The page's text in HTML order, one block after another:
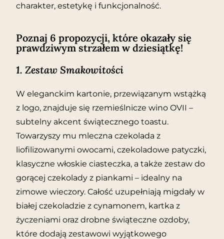
charakter, estetykę i funkcjonalność.
Poznaj 6 propozycji, które okazały się
prawdziwym strzałem w dziesiątkę!
1. Zestaw Smakowitości
W eleganckim kartonie, przewiązanym wstążką
z logo, znajduje się rzemieślnicze wino OVII –
subtelny akcent świątecznego toastu.
Towarzyszy mu mleczna czekolada z
liofilizowanymi owocami, czekoladowe patyczki,
klasyczne włoskie ciasteczka, a także zestaw do
gorącej czekolady z piankami – idealny na
zimowe wieczory. Całość uzupełniają migdały w
białej czekoladzie z cynamonem, kartka z
życzeniami oraz drobne świąteczne ozdoby,
które dodają zestawowi wyjątkowego